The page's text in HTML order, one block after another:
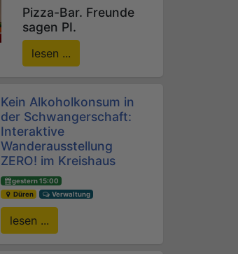
Pizza-Bar. Freunde
sagen PI.
lesen ...
Kein Alkoholkonsum in
der Schwangerschaft:
Interaktive
Wanderausstellung
ZERO! im Kreishaus
gestern 15:00
Düren
Verwaltung
lesen ...